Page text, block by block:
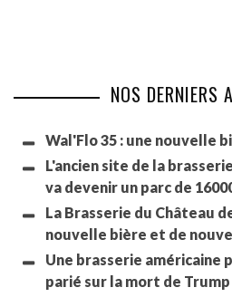
NOS DERNIERS
Wal'Flo 35 : une nouvelle
L'ancien site de la
va devenir un parc de
La Brasserie du Château
nouvelle bière et de
Une brasserie américaine
parié sur la mort de Trump